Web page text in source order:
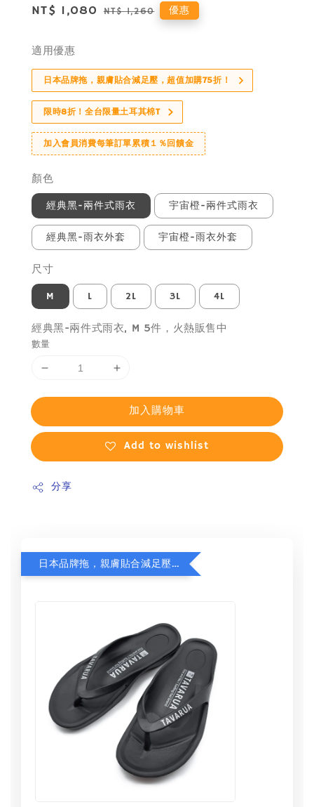
Sale
NT$ 1,080 Regular
NT$ 1,260 優惠
適用優惠
日本品牌拖，親膚貼合減足壓，超值加購75折！
限時8折！全台限量土耳其棉T
加入會員消費每筆訂單累積１％回饋金
顏色
經典黑-兩件式雨衣 宇宙橙-兩件式雨衣
經典黑-雨衣外套 宇宙橙-雨衣外套
尺寸
M L 2L 3L 4L
經典黑-兩件式雨衣, M 5件，火熱販售中
數量
加入購物車
Add to wishlist
分享
日本品牌拖，親膚貼合減足壓，超值加購75折！